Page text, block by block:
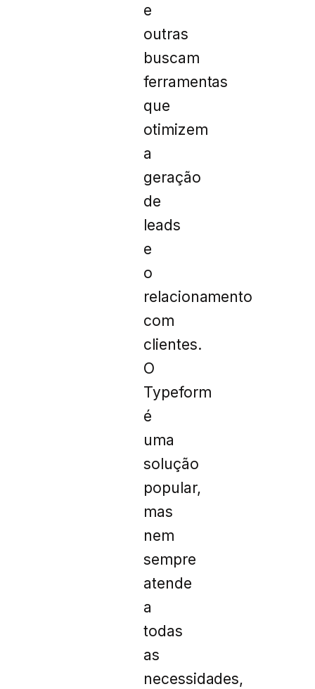
e
outras
buscam
ferramentas
que
otimizem
a
geração
de
leads
e
o
relacionamento
com
clientes.
O
Typeform
é
uma
solução
popular,
mas
nem
sempre
atende
a
todas
as
necessidades,